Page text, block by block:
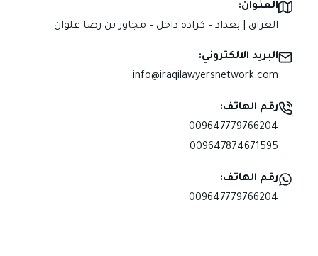
العنوان:
العراق | بغداد – كرادة داخل – مجاور بن رضا علوان.
البريد الالكتروني:
info@iraqilawyersnetwork.com
رقم الهاتف:
009647779766204
009647874671595
رقم الهاتف:
009647779766204